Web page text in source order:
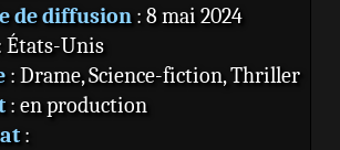
de diffusion: 8 mai 2024
Unis
: Drame, Science-fiction, Thriller
: en production
: